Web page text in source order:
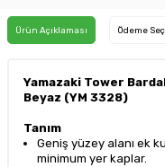
Ürün Açıklaması Ödeme
Yamazaki Tower
Beyaz (YM 3328)
Tanım
Geniş yüzey alanı ek
minimum yer kaplar.